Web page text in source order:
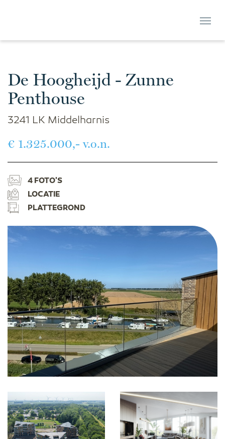
De Hoogheijd - Zunne
Penthouse
3241 LK Middelharnis
€ 1.325.000,- v.o.n.
4 FOTO'S
LOCATIE
PLATTEGROND